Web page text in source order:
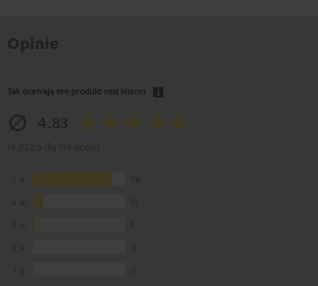
Tak oceniają ten produkt nasi klienci